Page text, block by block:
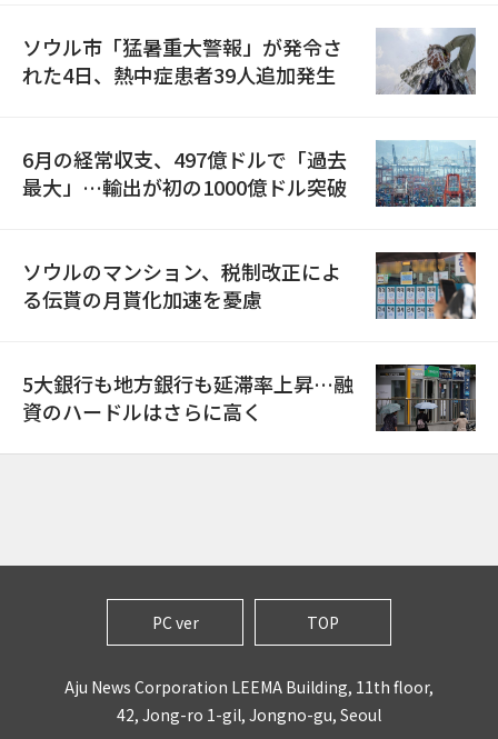
ソウル市「猛暑重大警報」が発令さ
れた4日、熱中症患者39人追加発生
6月の経常収支、497億ドルで「過去
最大」…輸出が初の1000億ドル突破
ソウルのマンション、税制改正によ
る伝貰の月貰化加速を憂慮
5大銀行も地方銀行も延滞率上昇…融
資のハードルはさらに高く
PC ver TOP
Aju News Corporation LEEMA Building, 11th floor,
42, Jong-ro 1-gil, Jongno-gu, Seoul